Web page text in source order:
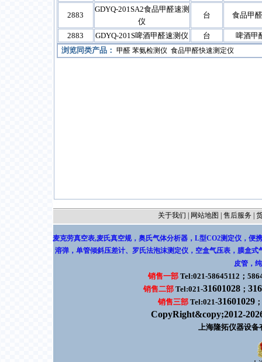
2883
GDYQ-201SA2食品甲醛速测
仪
台 食品甲
2883 GDYQ-201S啤酒甲醛速测仪 台
啤酒甲
浏览同类产品： 甲醛 苯氨检测仪 食品甲醛快速测定仪
关于我们 网站地图 售后服务
麦克劳真空表,麦氏真空规， 奥氏气体分析器，L型CO2测定仪 ， 便
溶弹 ， 单管倾斜压差计、 罗氏法泡沫测定仪 ， 空盒气压表，膜盒式
皮管 ，
销售一部 Tel:021-58645112；
销售二部Tel:021-31601028；
销售三部 Tel:021-31601029 ；
CopyRight&copy;2012-
上海隆拓仪器设